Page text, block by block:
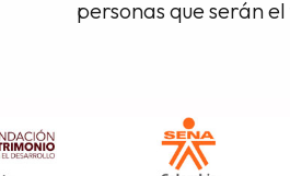
personas que serán